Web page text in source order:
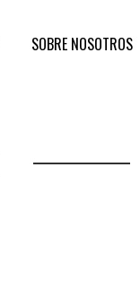
SOBRE NOSOTROS